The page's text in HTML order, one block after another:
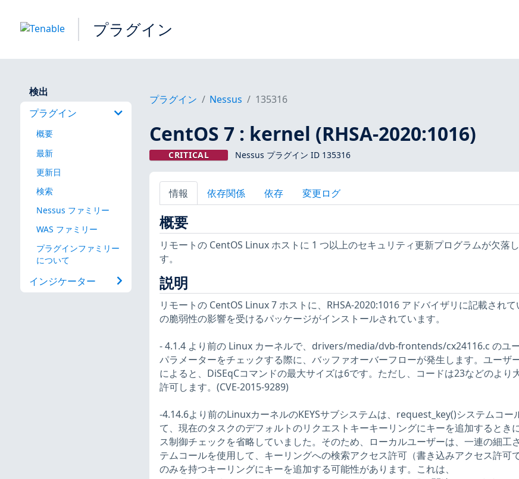
プラグイン
検出
プラグイン
概要
最新
更新日
検索
Nessus ファミリー
WAS ファミリー
プラグインファミリー
について
インジケーター
プラグイン Nessus 135316
CentOS 7 : kernel (RHSA-2020:1016)
CRITICAL Nessus プラグイン ID 135316
情報 依存関係 依存 変更ログ
概要
リモートの CentOS Linux ホストに 1 つ以上のセキュリティ更新プログラムが欠落
す。
説明
リモートの CentOS Linux 7 ホストに、RHSA-2020:1016 アドバイザリに記載されて
の脆弱性の影響を受けるパッケージがインストールされています。
- 4.1.4 より前の Linux カーネルで、drivers/media/dvb-frontends/cx24116.c のユ
パラメーターをチェックする際に、バッファオーバーフローが発生します。ユーザ
によると、DiSEqCコマンドの最大サイズは6です。ただし、コードは23などのより
許可します。(CVE-2015-9289)
-4.14.6より前のLinuxカーネルのKEYSサブシステムは、request_key()システムコー
て、現在のタスクのデフォルトのリクエストキーキーリングにキーを追加するとき
ス制御チェックを省略していました。そのため、ローカルユーザーは、一連の細工
テムコールを使用して、キーリングへの検索アクセス許可（書き込みアクセス許可
のみを持つキーリングにキーを追加する可能性があります。これは、